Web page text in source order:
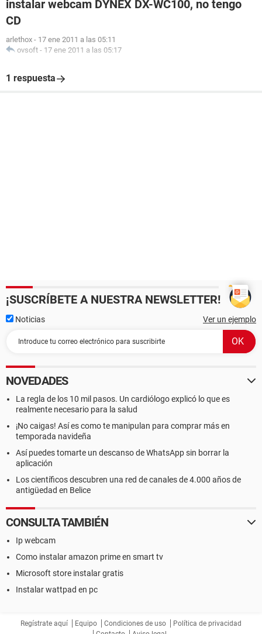
instalar webcam DYNEX DX-WC100, no tengo
CD
arlethox - 17 ene 2011 a las 05:11
ovsoft - 17 ene 2011 a las 05:17
1 respuesta
¡SUSCRÍBETE A NUESTRA NEWSLETTER!
Noticias Ver un ejemplo
NOVEDADES
La regla de los 10 mil pasos. Un cardiólogo explicó lo que es
realmente necesario para la salud
¡No caigas! Así es como te manipulan para comprar más en
temporada navideña
Así puedes tomarte un descanso de WhatsApp sin borrar la
aplicación
Los científicos descubren una red de canales de 4.000 años de
antigüedad en Belice
CONSULTA TAMBIÉN
Ip webcam
Como instalar amazon prime en smart tv
Microsoft store instalar gratis
Instalar wattpad en pc
Regístrate aquí Equipo Condiciones de uso
Política de privacidad